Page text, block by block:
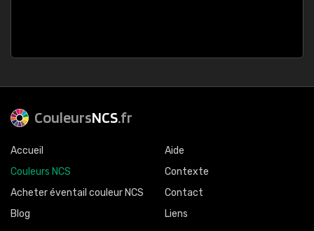
CouleursNCS.fr
Accueil
Couleurs NCS
Acheter éventail couleur NCS
Blog
Aide
Contexte
Contact
Liens